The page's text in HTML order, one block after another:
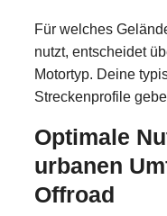
Für welches
nutzt, entscheidet
Motortyp. Deine
Streckenprofile
Optimale
urbanen
Offroad